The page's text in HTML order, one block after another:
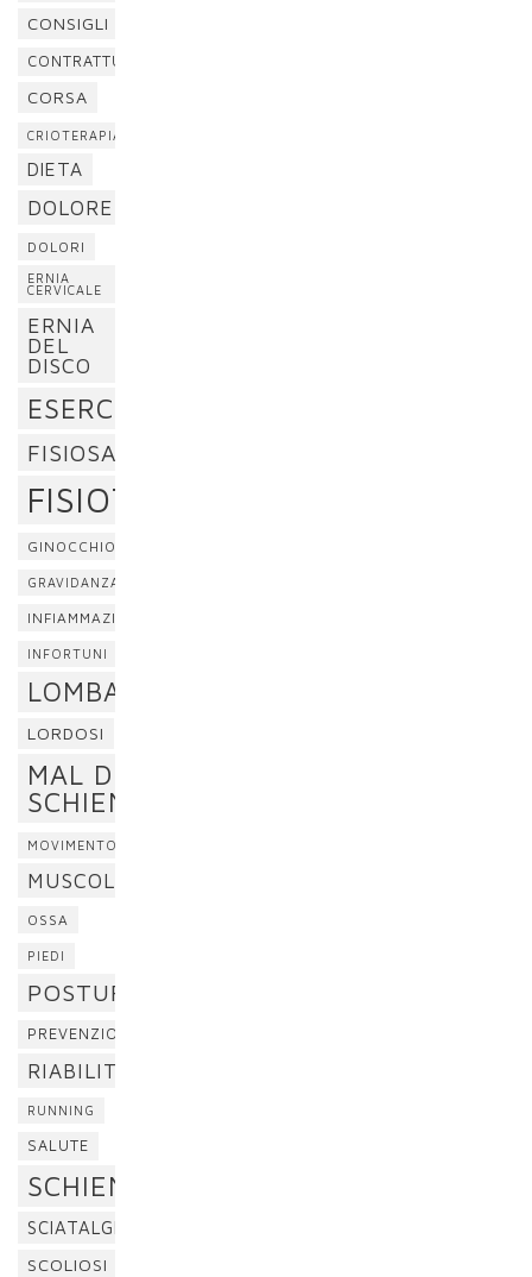
CONSIGLI
CONTRATTURA
CORSA
CRIOTERAPIA
DIETA
DOLORE
DOLORI
ERNIA
CERVICALE
ERNIA
DEL
DISCO
ESERCIZI
FISIOSAN
FISIOTERAPIA
GINOCCHIO
GRAVIDANZA
INFIAMMAZIONE
INFORTUNI
LOMBALGIA
LORDOSI
MAL DI
SCHIENA
MOVIMENTO
MUSCOLI
OSSA
PIEDI
POSTURA
PREVENZIONE
RIABILITAZIONE
RUNNING
SALUTE
SCHIENA
SCIATALGIA
SCOLIOSI